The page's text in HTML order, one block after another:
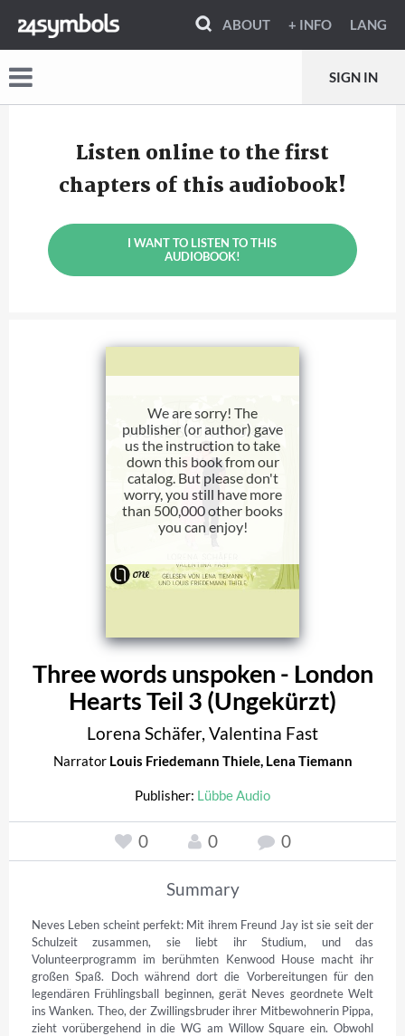
ABOUT + INFO LANG
SIGN IN
Listen online to the first
chapters of this audiobook!
I WANT TO LISTEN TO THIS
AUDIOBOOK!
We are sorry! The
publisher (or author) gave
us the instruction to take
down this book from our
catalog. But please don't
worry, you still have more
than 500,000 other books
you can enjoy!
Three words unspoken - London
Hearts Teil 3 (Ungekürzt)
Lorena Schäfer, Valentina Fast
Narrator Louis Friedemann Thiele, Lena Tiemann
Publisher: Lübbe Audio
0 0 0
Summary
Neves Leben scheint perfekt: Mit ihrem Freund Jay ist sie seit der
Schulzeit zusammen, sie liebt ihr Studium, und das
Volunteerprogramm im berühmten Kenwood House macht ihr
großen Spaß. Doch während dort die Vorbereitungen für den
legendären Frühlingsball beginnen, gerät Neves geordnete Welt
ins Wanken. Theo, der Zwillingsbruder ihrer Mitbewohnerin Pippa,
zieht vorübergehend in die WG am Willow Square ein. Obwohl